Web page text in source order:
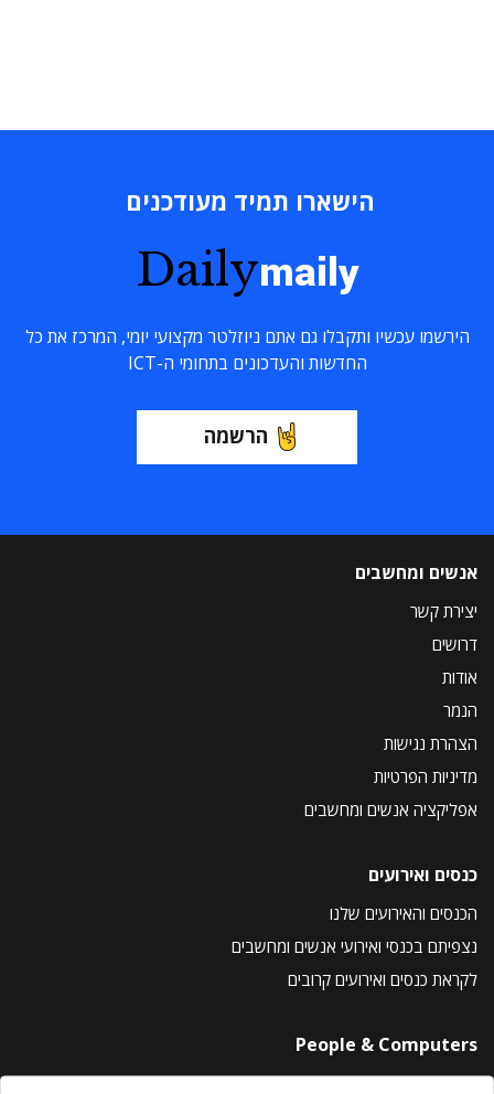
הישארו תמיד מעודכנים
Dailymaily
הירשמו עכשיו ותקבלו גם אתם ניוזלטר מקצועי יומי, המרכז את כל
החדשות והעדכונים בתחומי ה-ICT
הרשמה
אנשים ומחשבים
יצירת קשר
דרושים
אודות
הנמר
הצהרת נגישות
מדיניות הפרטיות
אפליקציה אנשים ומחשבים
כנסים ואירועים
הכנסים והאירועים שלנו
נצפיתם בכנסי ואירועי אנשים ומחשבים
לקראת כנסים ואירועים קרובים
People & Computers
About Us